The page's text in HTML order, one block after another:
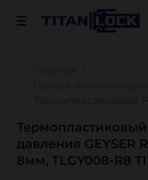
Важно! Для оплаты
давления GEYSER
8мм, TLGY008-R8